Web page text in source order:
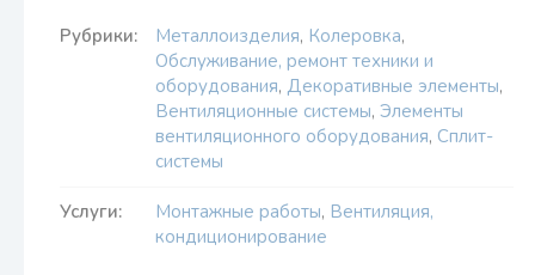
Рубрики: Металлоизделия, Колеровка,
Обслуживание, ремонт техники и
оборудования, Декоративные элементы,
Вентиляционные системы, Элементы
вентиляционного оборудования, Сплит-
системы
Услуги: Монтажные работы, Вентиляция,
кондиционирование